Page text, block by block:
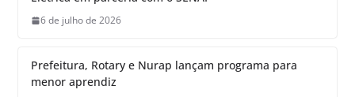
6 de julho de 2026
Prefeitura, Rotary e Nurap lançam programa para
menor aprendiz